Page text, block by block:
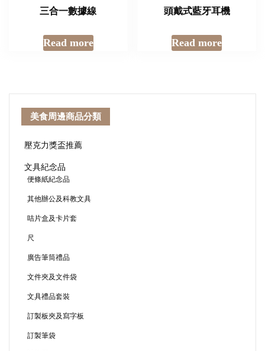
三合一數據線
Read more
頭戴式藍牙耳機
Read more
美食周邊商品分類
壓克力獎盃推薦
文具紀念品
便條紙紀念品
其他辦公及科教文具
咭片盒及卡片套
尺
廣告筆筒禮品
文件夾及文件袋
文具禮品套裝
訂製板夾及寫字板
訂製筆袋